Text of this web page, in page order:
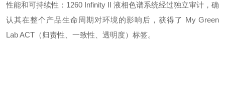
性能和可持续性：1260 Infinity II 液相色谱系统经过独立审计，确
认其在整个产品生命周期对环境的影响后，获得了 My Green
Lab ACT（归责性、一致性、透明度）标签。